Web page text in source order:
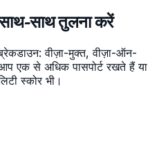
साथ-साथ तुलना करें
ब्रेकडाउन: वीज़ा-मुक्त, वीज़ा-ऑन-
एक से अधिक पासपोर्ट रखते हैं या
स्कोर भी।